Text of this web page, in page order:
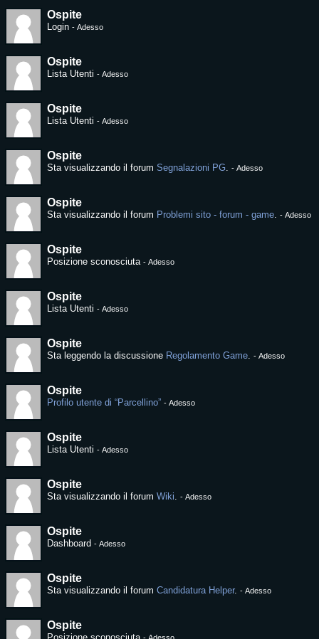
Ospite
Login - Adesso
Ospite
Lista Utenti - Adesso
Ospite
Lista Utenti - Adesso
Ospite
Sta visualizzando il forum Segnalazioni PG. - Adesso
Ospite
Sta visualizzando il forum Problemi sito - forum - game. - Adesso
Ospite
Posizione sconosciuta - Adesso
Ospite
Lista Utenti - Adesso
Ospite
Sta leggendo la discussione Regolamento Game. - Adesso
Ospite
Profilo utente di “Parcellino” - Adesso
Ospite
Lista Utenti - Adesso
Ospite
Sta visualizzando il forum Wiki. - Adesso
Ospite
Dashboard - Adesso
Ospite
Sta visualizzando il forum Candidatura Helper. - Adesso
Ospite